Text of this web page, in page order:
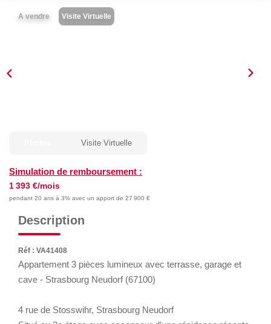
ASSURANCE
CONTACT
A vendre Visite Virtuelle
Simulation de remboursement :
1 393 €/mois
pendant 20 ans à 3% avec un apport de 27 900 €
Visite Virtuelle
Description
Réf : VA41408
Appartement 3 pièces lumineux avec terrasse, garage et
cave - Strasbourg Neudorf (67100)
4 rue de Stosswihr, Strasbourg Neudorf